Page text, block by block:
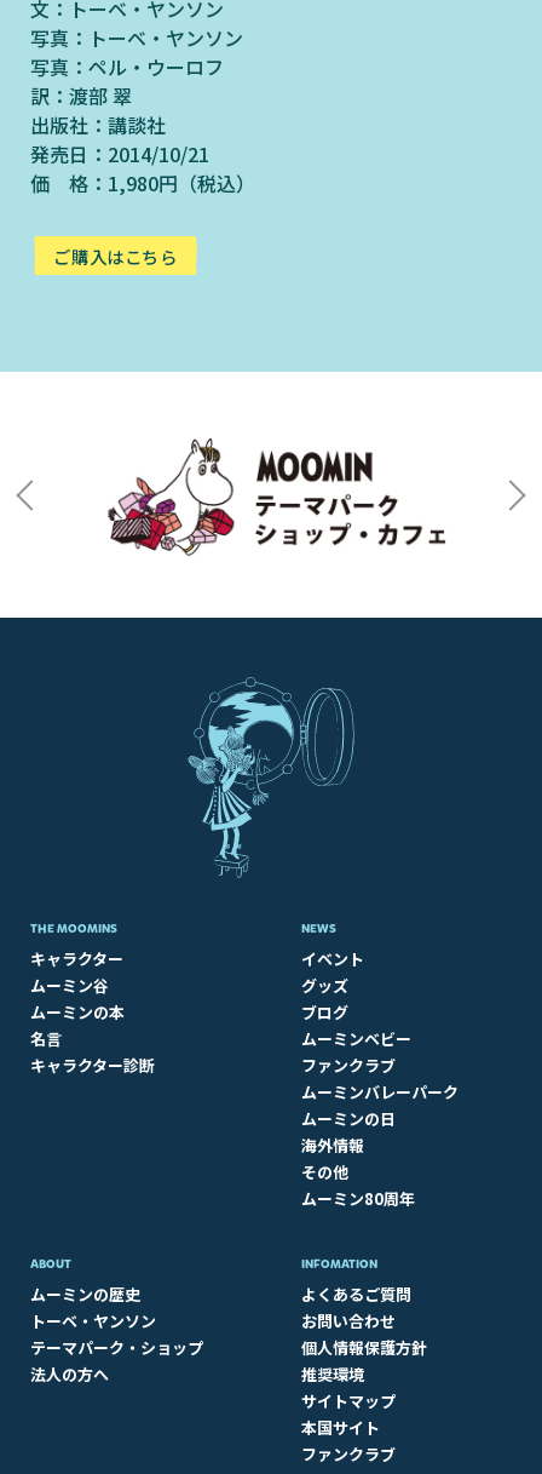
文：トーベ・ヤンソン
写真：トーベ・ヤンソン
写真：ペル・ウーロフ
訳：渡部 翠
出版社：講談社
発売日：2014/10/21
価 格： 1,980円（税込）
ご購入はこちら
THE MOOMINS
キャラクター
ムーミン谷
ムーミンの本
名言
キャラクター診断
NEWS
イベント
グッズ
ブログ
ムーミンベビー
ファンクラブ
ムーミンバレーパーク
ムーミンの日
海外情報
その他
ムーミン80周年
ABOUT​
ムーミンの歴史
トーベ・ヤンソン
テーマパーク・ショップ
法人の方へ
INFOMATION
よくあるご質問
お問い合わせ
個人情報保護方針
推奨環境
サイトマップ
本国サイト
ファンクラブ